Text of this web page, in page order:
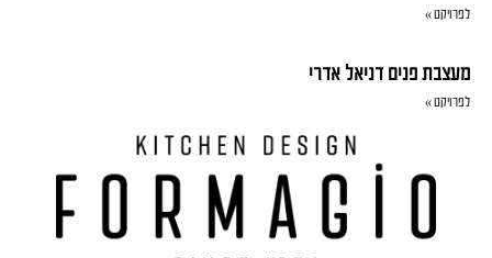
לפרויקט »
מעצבת פנים דניאל אדרי
לפרויקט »